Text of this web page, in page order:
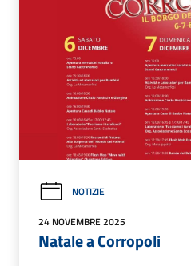
NOTIZIE
24 NOVEMBRE 2025
Natale a Corropoli